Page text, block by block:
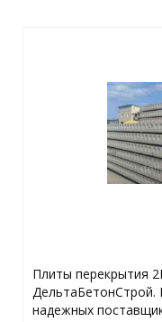
Плиты перекрытия
надежных